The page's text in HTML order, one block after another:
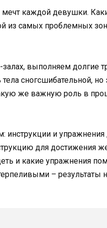
мечт каждой девушки.
из самых проблемных
выполняем долгие
сногсшибательной, но
же важную роль в
инструкции и упражнения
для достижения
и какие упражнения
– результаты